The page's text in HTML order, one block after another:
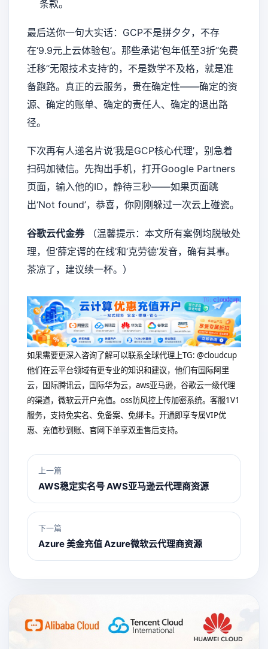
条款。
最后送你一句大实话：GCP不是拼夕夕，不存
在‘9.9元上云体验包’。那些承诺‘包年低至3折’‘免费
迁移’‘无限技术支持’的，不是数学不及格，就是准
备跑路。真正的云服务，贵在确定性——确定的资
源、确定的账单、确定的责任人、确定的退出路
径。
下次再有人递名片说‘我是GCP核心代理’，别急着
扫码加微信。先掏出手机，打开Google Partners
页面，输入他的ID，静待三秒——如果页面跳
出‘Not found’，恭喜，你刚刚躲过一次云上碰瓷。
谷歌云代金券（温馨提示：本文所有案例均脱敏处
理，但‘薛定谔的在线’和‘克劳德’发音，确有其事。
茶凉了，建议续一杯。）
如果需要更深入咨询了解可以联系全球代理上TG: @cloudcup
他们在云平台领域有更专业的知识和建议，他们有国际阿里
云，国际腾讯云，国际华为云，aws亚马逊，谷歌云一级代理
的渠道，微软云开户充值。oss防风控上传加密系统。客服1V1
服务，支持免实名、免备案、免绑卡。开通即享专属VIP优
惠、充值秒到账、官网下单享双重售后支持。
上一篇
AWS稳定实名号 AWS亚马逊云代理商资源
下一篇
Azure 美金充值 Azure微软云代理商资源